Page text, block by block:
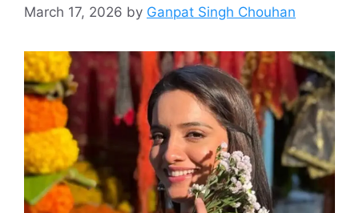
March 17, 2026 by Ganpat Singh Chouhan